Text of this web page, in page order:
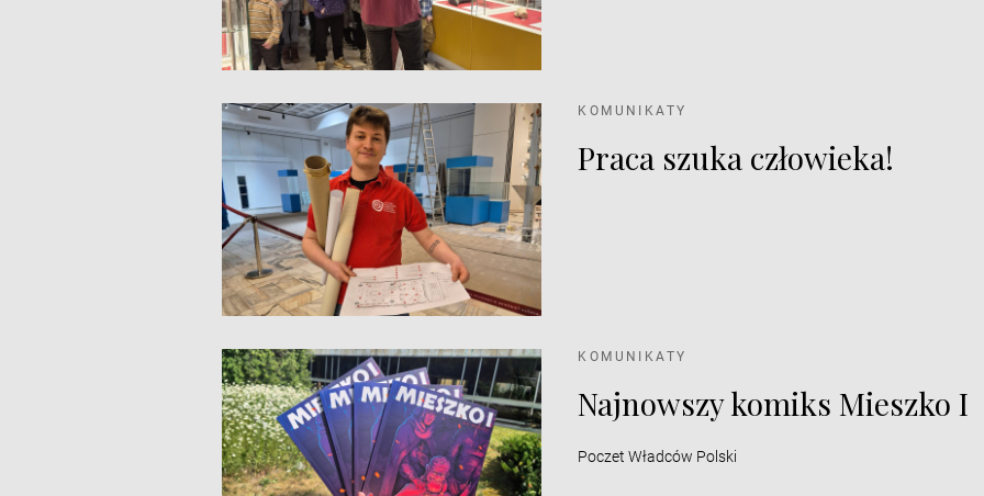
KOMUNIKATY
Praca szuka człowieka!
KOMUNIKATY
Najnowszy komiks Mieszko I
Poczet Władców Polski